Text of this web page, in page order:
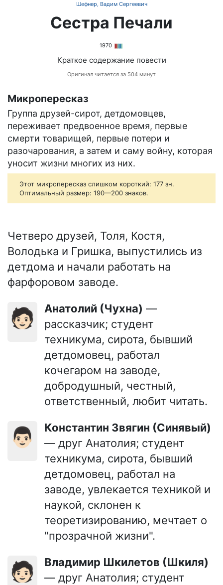
Шефнер, Вадим Сергеевич
Сестра Печали
1970
Краткое содержание повести
Оригинал читается за 504 минут
Микропересказ
Группа друзей-сирот, детдомовцев,
переживает предвоенное время, первые
смерти товарищей, первые потери и
разочарования, а затем и саму войну, которая
уносит жизни многих из них.
Этот микропересказ слишком короткий: 177 зн.
Оптимальный размер: 190—200 знаков.
Четверо друзей, Толя, Костя,
Володька и Гришка, выпустились из
детдома и начали работать на
фарфоровом заводе.
🧑🏻 Анатолий (Чухна) —
рассказчик; студент
техникума, сирота, бывший
детдомовец, работал
кочегаром на заводе,
добродушный, честный,
ответственный, любит читать.
👨🏻
Константин Звягин (Синявый)
— друг Анатолия; студент
техникума, сирота, бывший
детдомовец, работал на
заводе, увлекается техникой и
наукой, склонен к
теоретизированию, мечтает о
"прозрачной жизни".
🧑🏻
Владимир Шкилетов (Шкиля)
— друг Анатолия; студент